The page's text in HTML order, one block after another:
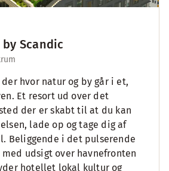
Scandic
hvor natur og by går i et,
Et resort ud over det
der er skabt til at du kan
lade op og tage dig af
Beliggende i det pulserende
med udsigt over havnefronten
hotellet lokal kultur og